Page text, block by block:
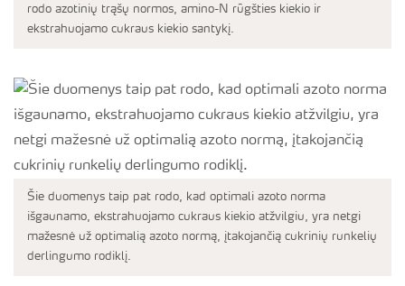
rodo azotinių trąšų normos, amino-N rūgšties kiekio ir
ekstrahuojamo cukraus kiekio santykį.
Šie duomenys taip pat rodo, kad optimali azoto norma
išgaunamo, ekstrahuojamo cukraus kiekio atžvilgiu, yra netgi
mažesnė už optimalią azoto normą, įtakojančią cukrinių runkelių
derlingumo rodiklį.